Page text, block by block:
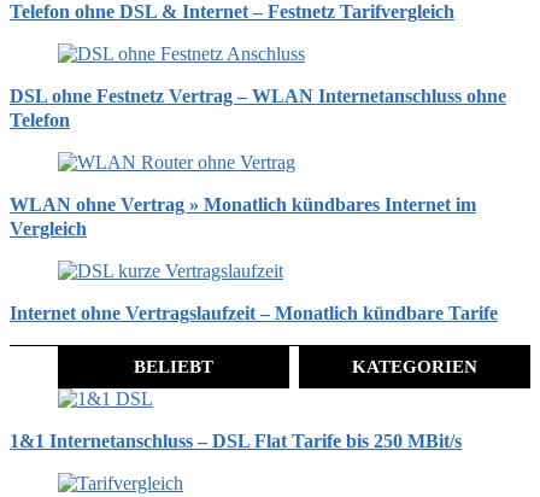
Telefon ohne DSL & Internet – Festnetz Tarifvergleich
DSL ohne Festnetz Vertrag – WLAN Internetanschluss ohne
Telefon
WLAN ohne Vertrag » Monatlich kündbares Internet im
Vergleich
Internet ohne Vertragslaufzeit – Monatlich kündbare Tarife
BELIEBT KATEGORIEN
1&1 Internetanschluss – DSL Flat Tarife bis 250 MBit/s